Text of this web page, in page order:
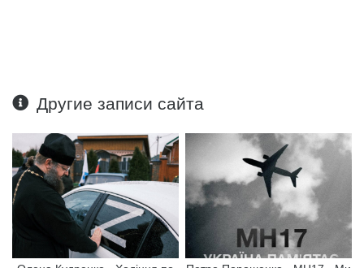
Другие записи сайта